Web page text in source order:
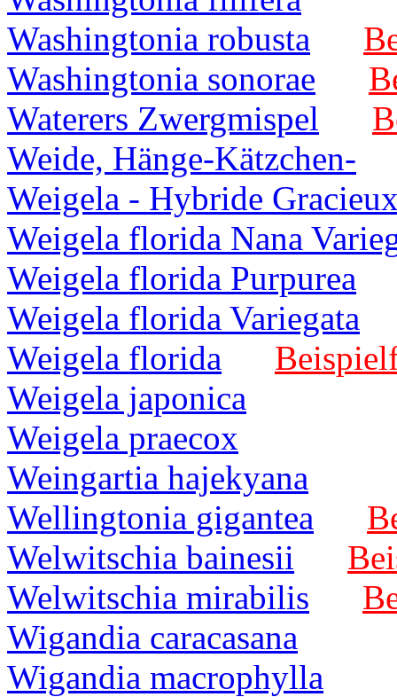
Washingtonia robusta
Washingtonia sonorae
Waterers Zwergmispel
Weide, Hänge-Kätzchen-
Weigela - Hybride
Weigela florida Nana
Weigela florida Purpurea
Weigela florida Variegata
Weigela florida
Weigela japonica
Weigela praecox
Weingartia hajekyana
Wellingtonia gigantea
Welwitschia bainesii
Welwitschia mirabilis
Wigandia caracasana
Wigandia macrophylla